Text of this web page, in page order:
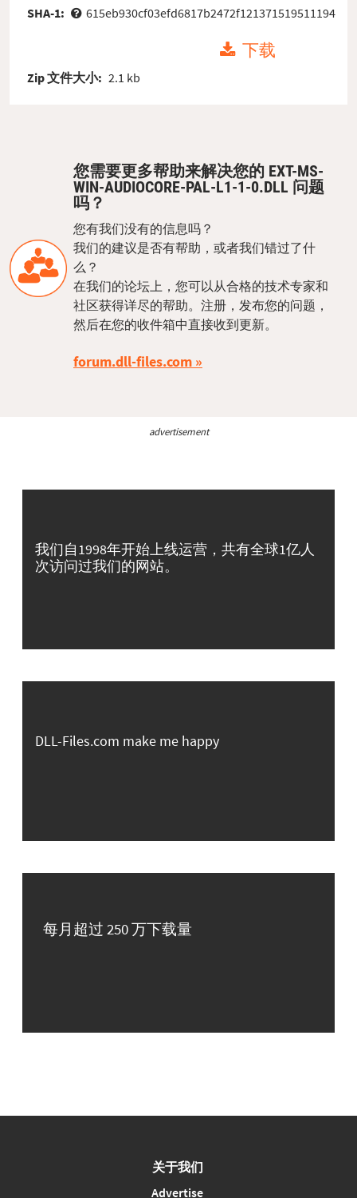
SHA-1:
615eb930cf03efd6817b2472f121371519511194
下载
Zip 文件大小: 2.1 kb
您需要更多帮助来解决您的 EXT-MS-
WIN-AUDIOCORE-PAL-L1-1-0.DLL 问题
吗？
您有我们没有的信息吗？
我们的建议是否有帮助，或者我们错过了什
么？
在我们的论坛上，您可以从合格的技术专家和
社区获得详尽的帮助。注册，发布您的问题，
然后在您的收件箱中直接收到更新。
forum.dll-files.com
advertisement
我们自1998年开始上线运营，共有全球1亿人
次访问过我们的网站。
DLL-Files.com make me happy
每月超过 250 万下载量
关于我们
Advertise